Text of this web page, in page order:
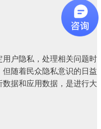
户隐私，处理相关问题时
随着民众隐私意识的日益
据和应用数据，是进行大